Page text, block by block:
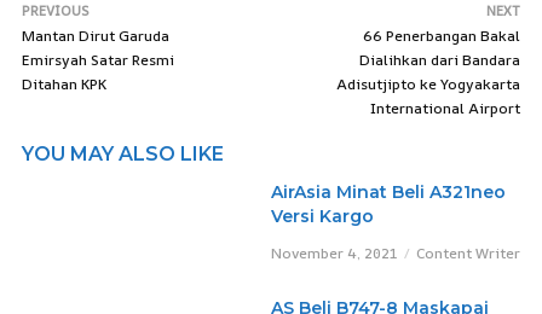
PREVIOUS
Mantan Dirut Garuda
Emirsyah Satar Resmi
Ditahan KPK
NEXT
66 Penerbangan Bakal
Dialihkan dari Bandara
Adisutjipto ke Yogyakarta
International Airport
YOU MAY ALSO LIKE
AirAsia Minat Beli A321neo
Versi Kargo
November 4, 2021 Content Writer
AS Beli B747-8 Maskapai